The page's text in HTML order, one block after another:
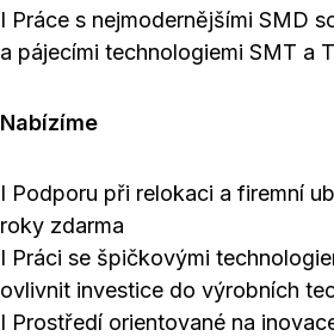
I Práce s nejmodernějšími SMD
a pájecími technologiemi SMT a
Nabízíme
I Podporu při relokaci a firemní
roky zdarma
I Práci se špičkovými
ovlivnit investice do výrobních
I Prostředí orientované na